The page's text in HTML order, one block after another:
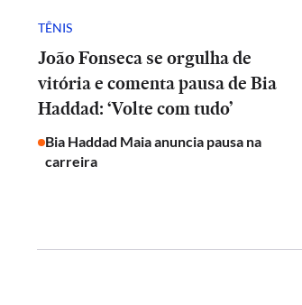
TÊNIS
João Fonseca se orgulha de
vitória e comenta pausa de Bia
Haddad: ‘Volte com tudo’
Bia Haddad Maia anuncia pausa na
carreira